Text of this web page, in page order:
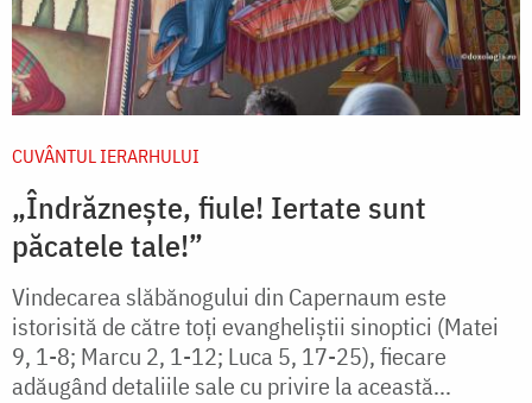
CUVÂNTUL IERARHULUI
„Îndrăznește, fiule! Iertate sunt
păcatele tale!”
Vindecarea slăbănogului din Capernaum este
istorisită de către toţi evangheliştii sinoptici (Matei
9, 1-8; Marcu 2, 1-12; Luca 5, 17-25), fiecare
adăugând detaliile sale cu privire la această...